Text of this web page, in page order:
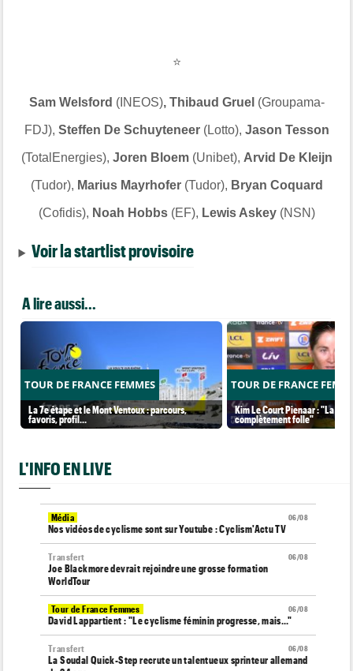
⭐
Sam Welsford (INEOS), Thibaud Gruel (Groupama-
FDJ), Steffen De Schuyteneer(Lotto), Jason Tesson
(TotalEnergies), Joren Bloem(Unibet), Arvid De Kleijn
(Tudor), Marius Mayrhofer (Tudor), Bryan Coquard
(Cofidis), Noah Hobbs(EF), Lewis Askey(NSN)
Voir la startlist provisoire
A lire aussi...
TOUR DE FRANCE FEMMES
La 7e étape et le Mont Ventoux : parcours,
favoris, profil…
TOUR DE FRANCE
Kim Le Court Pienaar : "La
complètement folle"
L'INFO EN LIVE
06/08
Média
Nos vidéos de cyclisme sont sur Youtube : Cyclism'Actu TV
06/08
Transfert
Joe Blackmore devrait rejoindre une grosse formation
WorldTour
06/08
Tour de France Femmes
David Lappartient : "Le cyclisme féminin progresse, mais…"
06/08
Transfert
La Soudal Quick-Step recrute un talentueux sprinteur allemand